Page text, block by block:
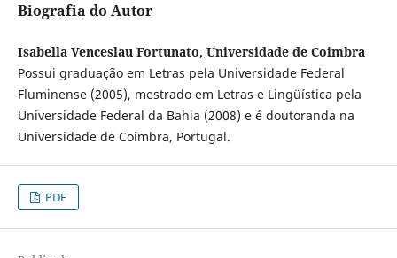
Biografia do Autor
Isabella Venceslau Fortunato, Universidade de Coimbra
Possui graduação em Letras pela Universidade Federal
Fluminense (2005), mestrado em Letras e Lingüística pela
Universidade Federal da Bahia (2008) e é doutoranda na
Universidade de Coimbra, Portugal.
PDF